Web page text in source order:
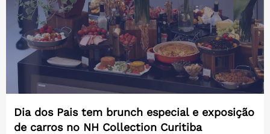
Dia dos Pais tem brunch especial e exposição
de carros no NH Collection Curitiba